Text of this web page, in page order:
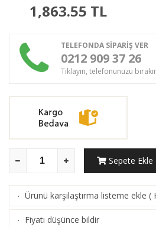
1,863.55 TL
TELEFONDA SİPARİŞ VER
0212 909 37 26
Tıklayın, telefonunuzu
Sepete Ekle
· Ürünü karşılaştırma listeme ekle (
· Fiyatı düşünce bildir